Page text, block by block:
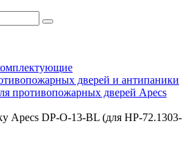
дверей и антипаники
противопожарных дверей Apecs
Apecs DP-O-13-BL (для HP-72.1303-